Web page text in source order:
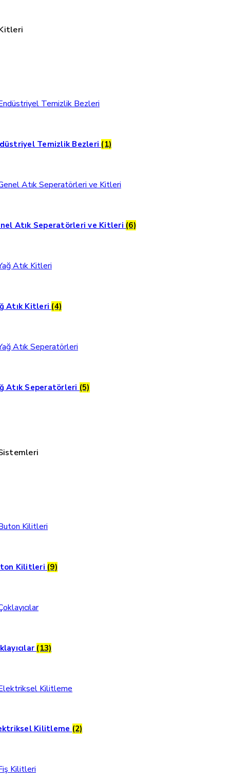
Temizlik Bezleri (1)
Atık Seperatörleri ve Kitleri (6)
Atık Kitleri (4)
Atık Seperatörleri (5)
Kilitleri (9)
(13)
Kilitleme (2)